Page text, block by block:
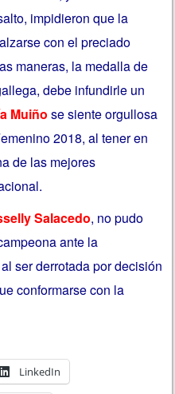
impidieron que la
con el preciado
maneras, la medalla de
debe infundirle un
Muiño se siente orgullosa
2018, al tener en
de las mejores
Salacedo, no pudo
ante la
al ser derrotada por decisión
conformarse con la
LinkedIn